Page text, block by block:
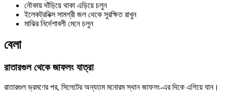
নৌকায় দাঁড়িয়ে থাকা এড়িয়ে চলুন
ইলেকট্রনিক্স সামগ্রী জল থেকে সুরক্ষিত রাখুন
মাঝির নির্দেশাবলী মেনে চলুন
বেলা
রাতারগুল থেকে জাফলং যাত্রা
রাতারগুল ভ্রমণের পর, সিলেটের অন্যতম মনোরম স্থান জাফলং-এর দিকে এগিয়ে যান।